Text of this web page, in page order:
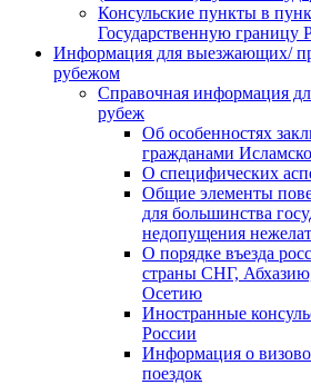
Консульские пункты в
Государственную границу
Информация для выезжающих/
рубежом
Справочная информация
рубеж
Об особенностях
гражданами
О специфических
Общие элементы
для большинства
недопущения
О порядке въезда
страны СНГ,
Осетию
Иностранные
России
Информация о
поездок